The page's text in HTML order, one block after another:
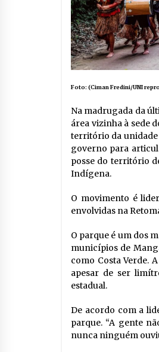
Foto: (Ciman Fredini/UNI
Na madrugada da
área vizinha à sede
território da unidade
governo para
posse do território
Indígena.
O movimento é
envolvidas na
O parque é um dos
municípios de
como Costa Verde.
apesar de ser
estadual.
De acordo com a
parque. “A gente
nunca ninguém